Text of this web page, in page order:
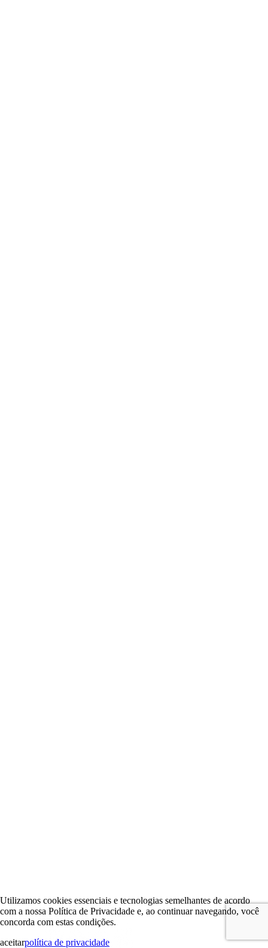
Utilizamos cookies essenciais e tecnologias semelhantes de acordo
com a nossa Política de Privacidade e, ao continuar navegando, você
concorda com estas condições.
aceitarpolítica de privacidade